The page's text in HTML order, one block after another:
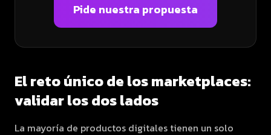
Pide nuestra propuesta
El reto único de los marketplaces:
validar los dos lados
La mayoría de productos digitales tienen un solo